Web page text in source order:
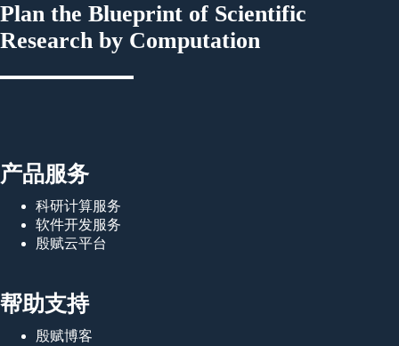
Plan the Blueprint of Scientific
Research by Computation
产品服务
科研计算服务
软件开发服务
殷赋云平台
帮助支持
殷赋博客